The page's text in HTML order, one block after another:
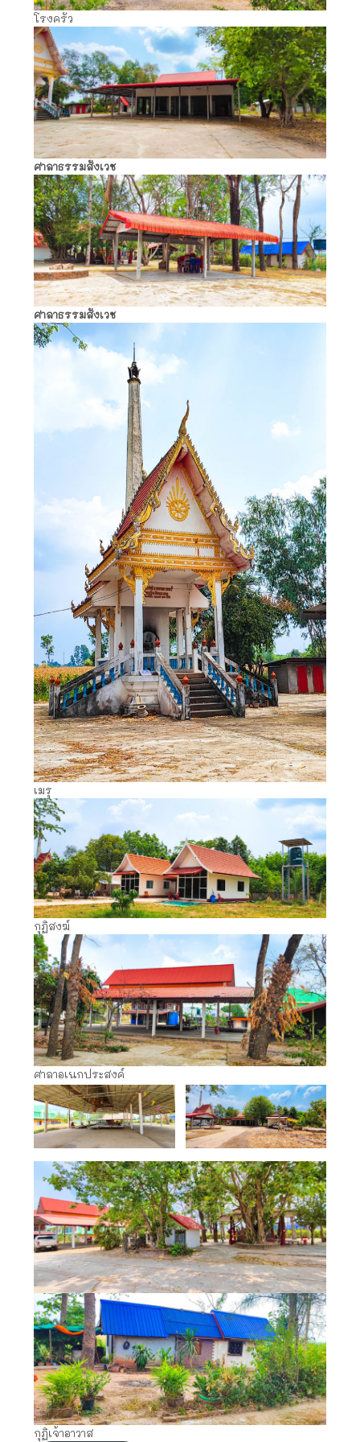
โรงครัว
ศาลาธรรมสังเวช
ศาลาธรรมสังเวช
เมรุ
กุฏิสงฆ์
ศาลาอเนกประสงค์
กุฏิเจ้าอาวาส